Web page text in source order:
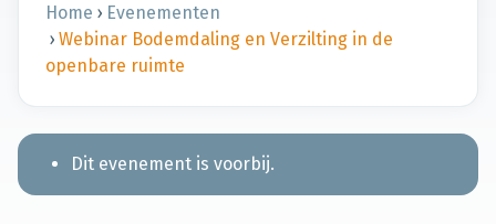
Home › Evenementen
› Webinar Bodemdaling en Verzilting in de
openbare ruimte
Dit evenement is voorbij.